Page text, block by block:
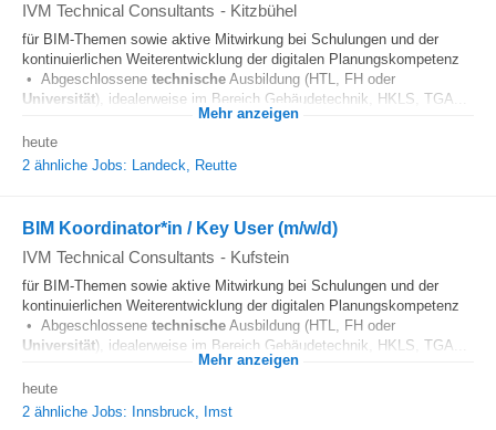
IVM Technical Consultants - Kitzbühel
für BIM-Themen sowie aktive Mitwirkung bei Schulungen und der
kontinuierlichen Weiterentwicklung der digitalen Planungskompetenz
• Abgeschlossene technische Ausbildung (HTL, FH oder
Universität), idealerweise im Bereich Gebäudetechnik, HKLS, TGA...
Mehr anzeigen
heute
2 ähnliche Jobs: Landeck, Reutte
BIM Koordinator*in / Key User (m/w/d)
IVM Technical Consultants - Kufstein
für BIM-Themen sowie aktive Mitwirkung bei Schulungen und der
kontinuierlichen Weiterentwicklung der digitalen Planungskompetenz
• Abgeschlossene technische Ausbildung (HTL, FH oder
Universität), idealerweise im Bereich Gebäudetechnik, HKLS, TGA...
Mehr anzeigen
heute
2 ähnliche Jobs: Innsbruck, Imst